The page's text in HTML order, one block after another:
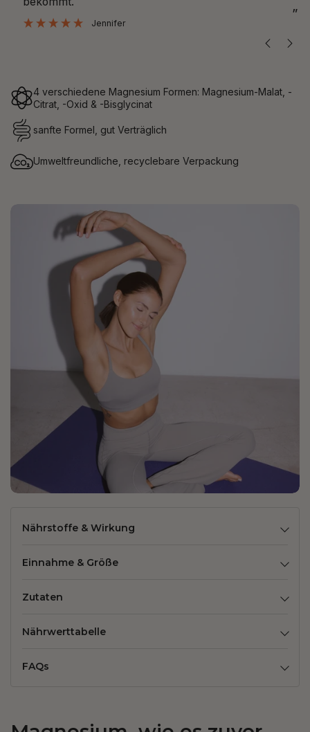
”
Jennifer
4 verschiedene Magnesium Formen: Magnesium-Malat, -
Citrat, -Oxid & -Bisglycinat
sanfte Formel, gut Verträglich
Umweltfreundliche, recyclebare Verpackung
Nährstoffe & Wirkung
Einnahme & Größe
Zutaten
Nährwerttabelle
FAQs